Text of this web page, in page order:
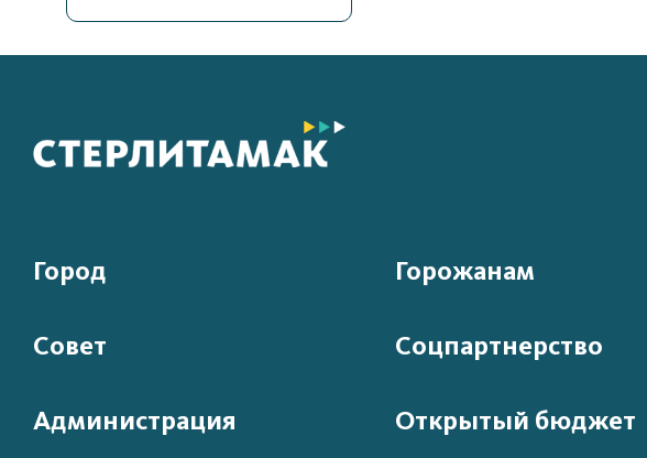
Город
Совет
Администрация
Горожанам
Соцпартнерство
Открытый бюджет